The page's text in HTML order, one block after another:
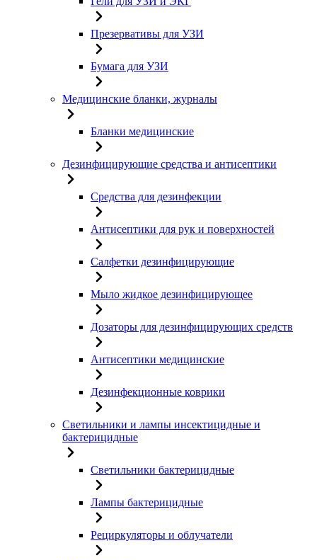
Презервативы для УЗИ
Бумага для УЗИ
Медицинские бланки, журналы
Бланки медицинские
Дезинфицирующие средства и антисептики
Средства для дезинфекции
Антисептики для рук и поверхностей
Салфетки дезинфицирующие
Мыло жидкое дезинфицирующее
Дозаторы для дезинфицирующих средств
Антисептики медицинские
Дезинфекционные коврики
Светильники и лампы инсектицидные и
бактерицидные
Светильники бактерицидные
Лампы бактерицидные
Рециркуляторы и облучатели